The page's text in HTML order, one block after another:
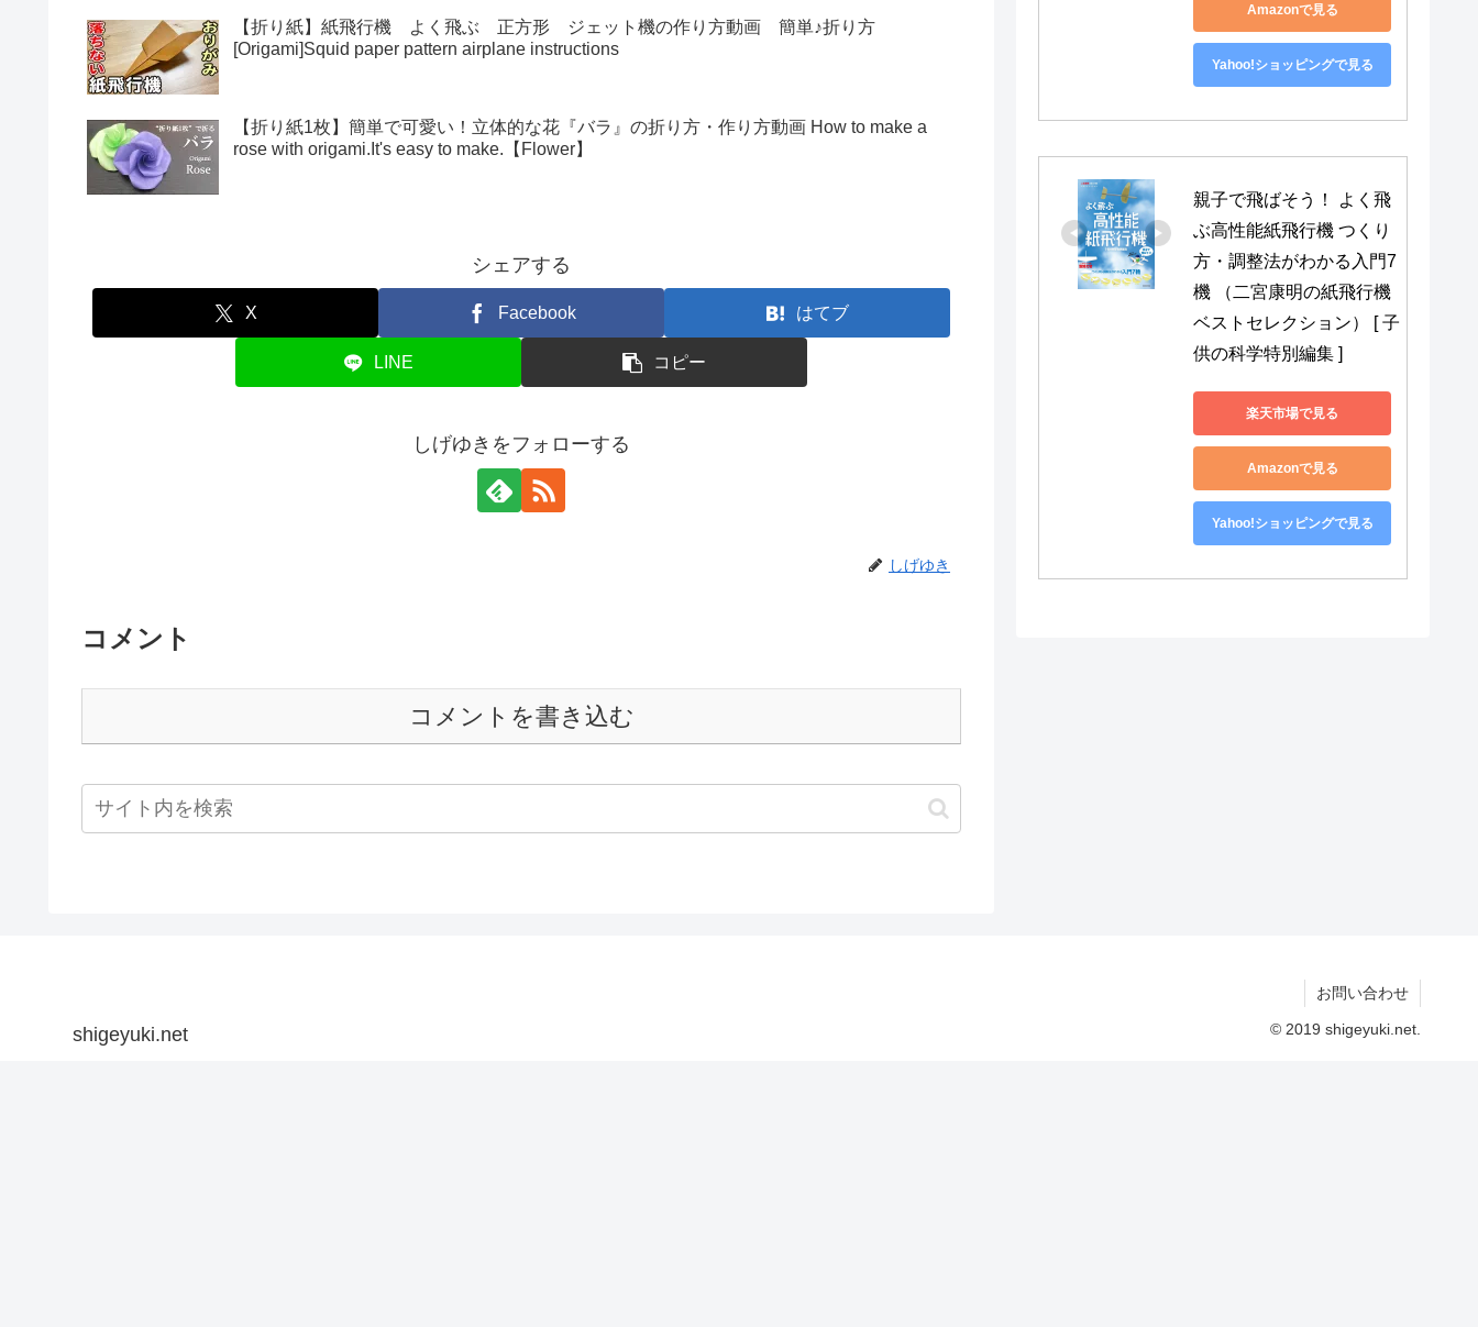
【折り紙】紙飛行機 よく飛ぶ 正方形 ジェット機の作り方動画 簡単♪折り方
[Origami]Squid paper pattern airplane instructions
【折り紙1枚】簡単で可愛い！立体的な花『バラ』の折り方・作り方動画 How to make a
rose with origami.It's easy to make.【Flower】
シェアする
X Facebook はてブ
LINE コピー
しげゆきをフォローする
しげゆき
コメント
コメントを書き込む
Amazonで見る
Yahoo!ショッピングで見る
親子で飛ばそう！ よく飛
ぶ高性能紙飛行機 つくり
方・調整法がわかる入門7
機 （二宮康明の紙飛行機
ベストセレクション） [ 子
供の科学特別編集 ]
楽天市場で見る
Amazonで見る
Yahoo!ショッピングで見る
shigeyuki.net
お問い合わせ
© 2019 shigeyuki.net.